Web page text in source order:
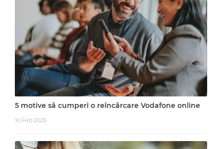
5 motive să cumperi o reîncărcare Vodafone online
10 Feb 2025